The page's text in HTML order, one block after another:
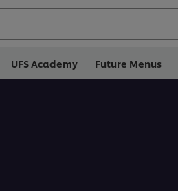
UFS Academy Future Menus